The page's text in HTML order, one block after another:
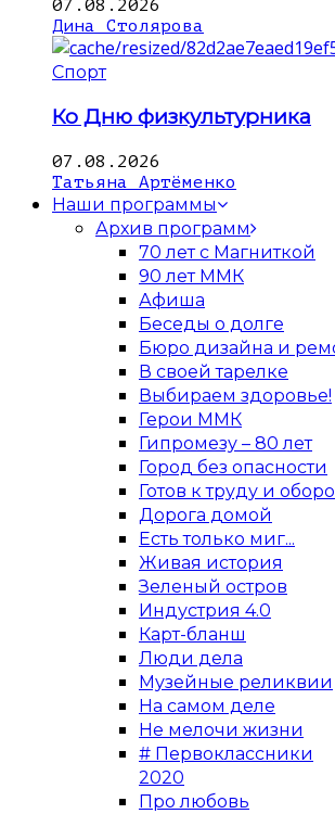
07.08.2026
Дина Столярова
Спорт
Ко Дню физкультурника
07.08.2026
Татьяна Артёменко
Наши программы
Архив программ
70 лет с Магниткой
90 лет ММК
Афиша
Беседы о долге
Бюро дизайна и
В своей тарелке
Выбираем здоровье!
Герои ММК
Гипромезу – 80 лет
Город без опасности
Готов к труду и
Дорога домой
Есть только миг...
Живая история
Зеленый остров
Индустрия 4.0
Карт-бланш
Люди дела
Музейные реликвии
На самом деле
Не мелочи жизни
# Первоклассники
2020
Про любовь